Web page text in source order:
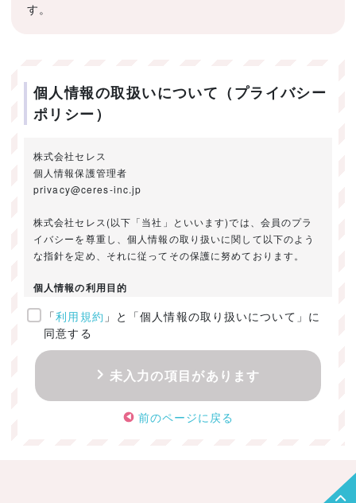
す。
個人情報の取扱いについて（プライバシー
ポリシー）
株式会社セレス
個人情報保護管理者
privacy@ceres-inc.jp
株式会社セレス(以下「当社」といいます)では、会員のプラ
イバシーを尊重し、個人情報の取り扱いに関して以下のよう
な指針を定め、それに従ってその保護に努めております。
個人情報の利用目的
ご提供いただきました個人情報は、以下のためにのみ利用い
たします。
・お問い合わせに対する回答及び資料送付のご連絡
・当社のお客様向けサービスの提供
・本人確認
・サービスの開発・改善のための分析
「利用規約 」と「個人情報の取り扱いについて」に
同意する
未入力の項目があります
前のページに戻る